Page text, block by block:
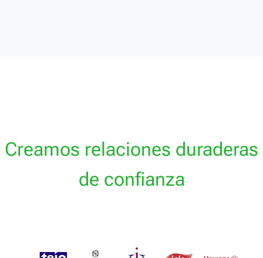
Creamos relaciones duraderas
de confianza